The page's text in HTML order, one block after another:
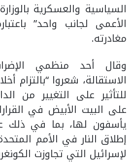
السياسية والعسكرية
الأعمى لجانب واحد”
مغادرته.
وقال أحد منظمي
الاستقالة، شعروا “بالتزام
للتأثير على التغيير من
على البيت الأبيض في
يأسفون لها، بما في ذلك
إطلاق النار في الأمم
لإسرائيل التي تجاوزت